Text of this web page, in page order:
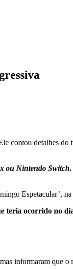
contou detalhes
ou Nintendo Switch.
Espetacular’,
teria ocorrido no
informaram que o